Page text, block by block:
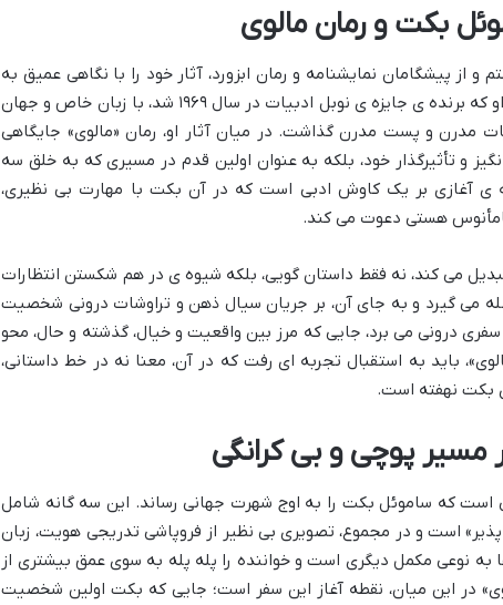
بکت و رمان مالوی
از پیشگامان نمایشنامه و رمان ابزورد، آثار خود را با نگاهی عمیق به
شرایط انسانی پس از دو جنگ جهانی نوشت. او که برنده ی جایزه ی نوبل ادبیات در سال ۱۹۶۹ شد، با زبان خاص و جهان
مدرن و پست مدرن گذاشت. در میان آثار او، رمان «مالوی» جایگاهی
و تأثیرگذار خود، بلکه به عنوان اولین قدم در مسیری که به خلق سه
ی آغازی بر یک کاوش ادبی است که در آن بکت با مهارت بی نظیری،
هستی دعوت می کند.
می کند، نه فقط داستان گویی، بلکه شیوه ی در هم شکستن انتظارات
می گیرد و به جای آن، بر جریان سیال ذهن و تراوشات درونی شخصیت
سفری درونی می برد، جایی که مرز بین واقعیت و خیال، گذشته و حال، محو
باید به استقبال تجربه ای رفت که در آن، معنا نه در خط داستانی،
بکت نهفته است.
مسیر پوچی و بی کرانگی
است که ساموئل بکت را به اوج شهرت جهانی رساند. این سه گانه شامل
است و در مجموع، تصویری بی نظیر از فروپاشی تدریجی هویت، زبان
به نوعی مکمل دیگری است و خواننده را پله پله به سوی عمق بیشتری از
در این میان، نقطه آغاز این سفر است؛ جایی که بکت اولین شخصیت